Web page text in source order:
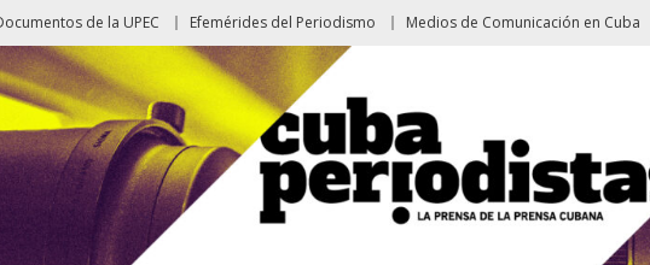
de la UPEC Efemérides del Periodismo Medios de Comunicación en Cuba